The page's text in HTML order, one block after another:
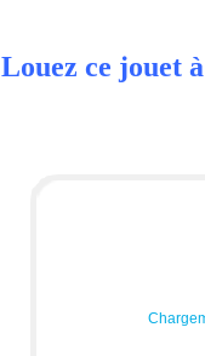
Louez ce jouet